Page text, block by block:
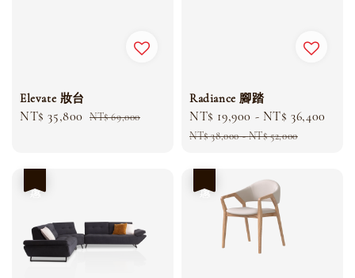
Elevate 妝台
Sale
NT$ 35,800 Regular
NT$ 69,000
Radiance 腳踏
Sale
price
NT$ 19,900 - NT$ 36,400
NT$ 38,000-NT$ 52,000